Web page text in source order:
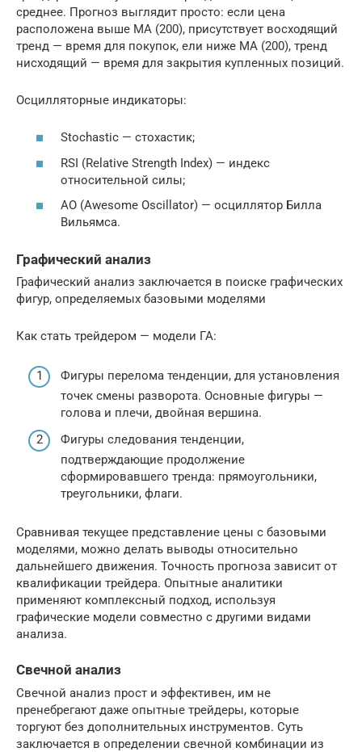
среднее. Прогноз выглядит просто: если цена
расположена выше MA (200), присутствует восходящий
тренд — время для покупок, ели ниже MA (200), тренд
нисходящий — время для закрытия купленных позиций.
Осцилляторные индикаторы:
Stochastic — стохастик;
RSI (Relative Strength Index) — индекс
относительной силы;
AO (Awesome Oscillator) — осциллятор Билла
Вильямса.
Графический анализ
Графический анализ заключается в поиске графических
фигур, определяемых базовыми моделями
Как стать трейдером — модели ГА:
Фигуры перелома тенденции, для установления
точек смены разворота. Основные фигуры —
голова и плечи, двойная вершина.
Фигуры следования тенденции,
подтверждающие продолжение
сформировавшего тренда: прямоугольники,
треугольники, флаги.
Сравнивая текущее представление цены с базовыми
моделями, можно делать выводы относительно
дальнейшего движения. Точность прогноза зависит от
квалификации трейдера. Опытные аналитики
применяют комплексный подход, используя
графические модели совместно с другими видами
анализа.
Свечной анализ
Свечной анализ прост и эффективен, им не
пренебрегают даже опытные трейдеры, которые
торгуют без дополнительных инструментов. Суть
заключается в определении свечной комбинации из